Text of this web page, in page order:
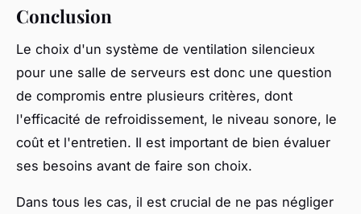
Conclusion
Le choix d'un système de ventilation silencieux
pour une salle de serveurs est donc une question
de compromis entre plusieurs critères, dont
l'efficacité de refroidissement, le niveau sonore, le
coût et l'entretien. Il est important de bien évaluer
ses besoins avant de faire son choix.
Dans tous les cas, il est crucial de ne pas négliger